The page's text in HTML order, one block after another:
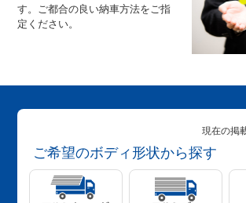
す。ご都合の良い納車方法をご指
定ください。
現在の掲
ご希望のボディ形状から探す